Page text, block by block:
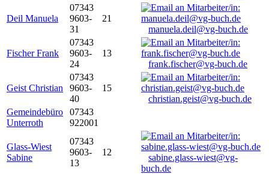
Deil Manuela
07343
9603-
31
21
manuela.deil@vg-buch.de
Fischer Frank
07343
9603-
24
13
frank.fischer@vg-buch.de
Geist Christian
07343
9603-
40
15
christian.geist@vg-buch.de
Gemeindebüro
Unterroth
07343
922001
Glass-Wiest
Sabine
07343
9603-
13
12
sabine.glass-wiest@vg-
buch.de